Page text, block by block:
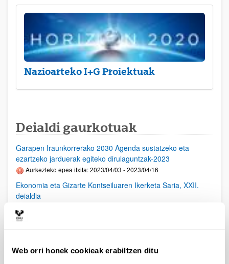
Web orri honek cookieak erabiltzen ditu
Nazioarteko I+G Proiektuak
Deialdi gaurkotuak
Garapen Iraunkorrerako 2030 Agenda sustatzeko eta
ezartzeko jarduerak egiteko dirulaguntzak-2023
Aurkezteko epea itxita: 2023/04/03 - 2023/04/16
Ekonomia eta Gizarte Kontseiluaren Ikerketa Saria, XXII.
deialdia
Osasun arloko I+G+B proiektuak (ISCIII) 2023
Barne epea martxoaren 28tik apirilaren 16ra - Eskaerak